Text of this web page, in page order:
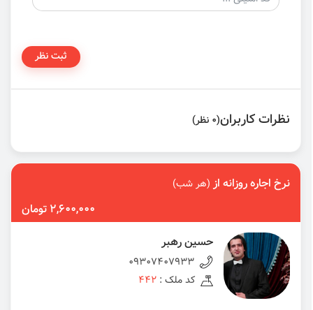
ثبت نظر
نظرات کاربران(0 نظر)
نرخ اجاره روزانه از(هر شب)
2,600,000 تومان
حسین رهبر
09307407933
کد ملک : 442